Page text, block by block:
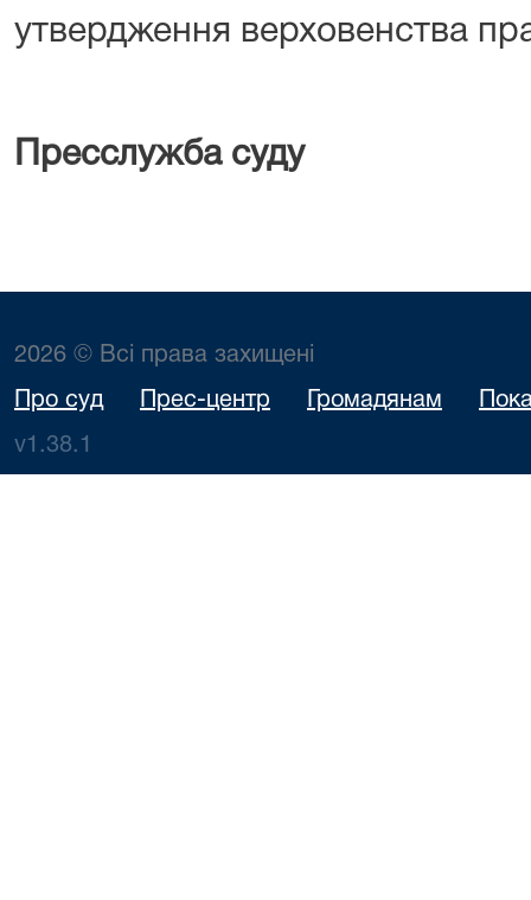
утвердження верховенства
Пресслужба суду
2026 © Всі права захищені
Про суд Прес-центр Громадянам
v1.38.1